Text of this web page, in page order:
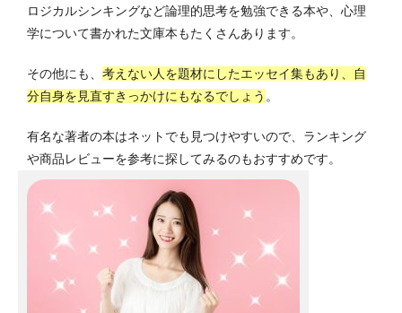
ロジカルシンキングなど論理的思考を勉強できる本や、心理
学について書かれた文庫本もたくさんあります。
その他にも、 考えない人を題材にしたエッセイ集もあり、自
分自身を見直すきっかけにもなるでしょう 。
有名な著者の本はネットでも見つけやすいので、ランキング
や商品レビューを参考に探してみるのもおすすめです。